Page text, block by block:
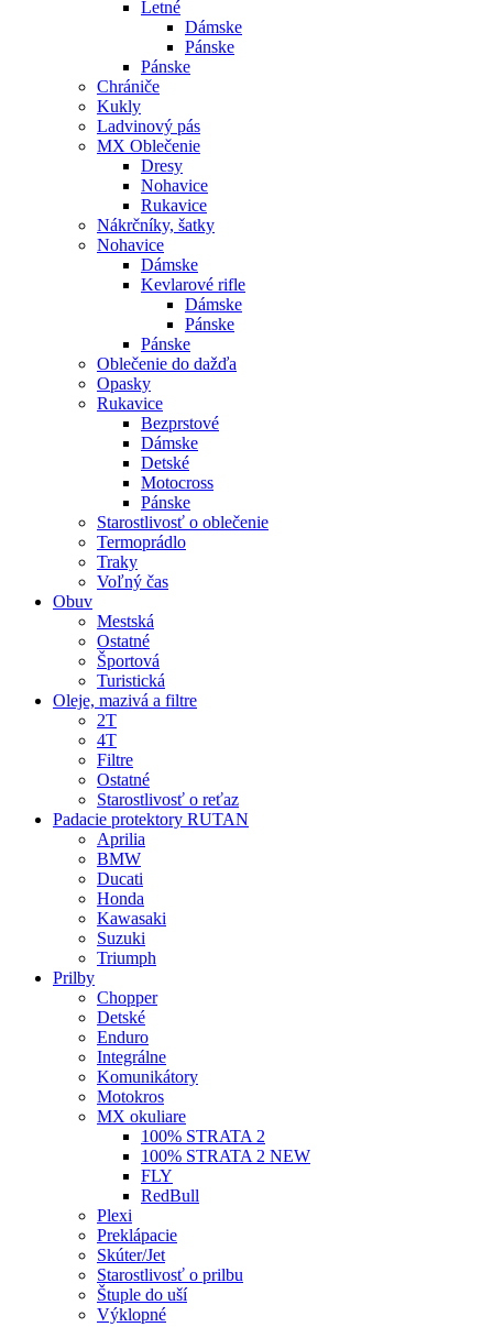
Letné
Dámske
Pánske
Pánske
Chrániče
Kukly
Ladvinový pás
MX Oblečenie
Dresy
Nohavice
Rukavice
Nákrčníky, šatky
Nohavice
Dámske
Kevlarové rifle
Dámske
Pánske
Pánske
Oblečenie do dažďa
Opasky
Rukavice
Bezprstové
Dámske
Detské
Motocross
Pánske
Starostlivosť o oblečenie
Termoprádlo
Traky
Voľný čas
Obuv
Mestská
Ostatné
Športová
Turistická
Oleje, mazivá a filtre
2T
4T
Filtre
Ostatné
Starostlivosť o reťaz
Padacie protektory RUTAN
Aprilia
BMW
Ducati
Honda
Kawasaki
Suzuki
Triumph
Prilby
Chopper
Detské
Enduro
Integrálne
Komunikátory
Motokros
MX okuliare
100% STRATA 2
100% STRATA 2 NEW
FLY
RedBull
Plexi
Preklápacie
Skúter/Jet
Starostlivosť o prilbu
Štuple do uší
Výklopné